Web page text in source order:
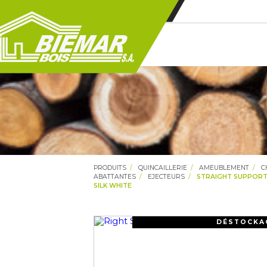
PRODUITS QUINCAILLERIE AMEUBLEMENT
ABATTANTES
EJECTEURS
STRAIGHT
SILK WHITE